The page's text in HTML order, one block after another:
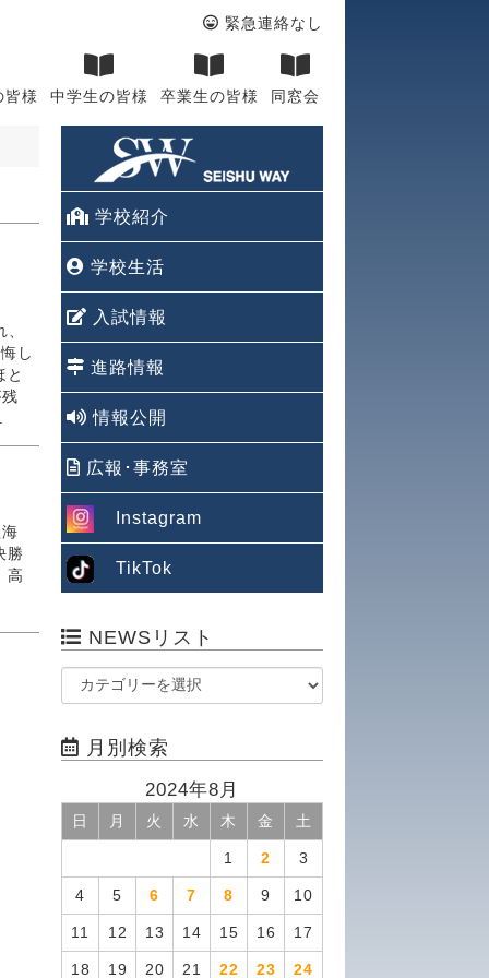
緊急連絡なし
皆様 中学生の皆様 卒業生の皆様 同窓会
し
と
勝
高
学校紹介
学校生活
入試情報
進路情報
情報公開
広報･事務室
Instagram
TikTok
NEWSリスト
月別検索
2024年8月
日 月 火 水 木 金 土
1 2 3
4 5 6 7 8 9 10
11 12 13 14 15 16 17
18 19 20 21 22 23 24